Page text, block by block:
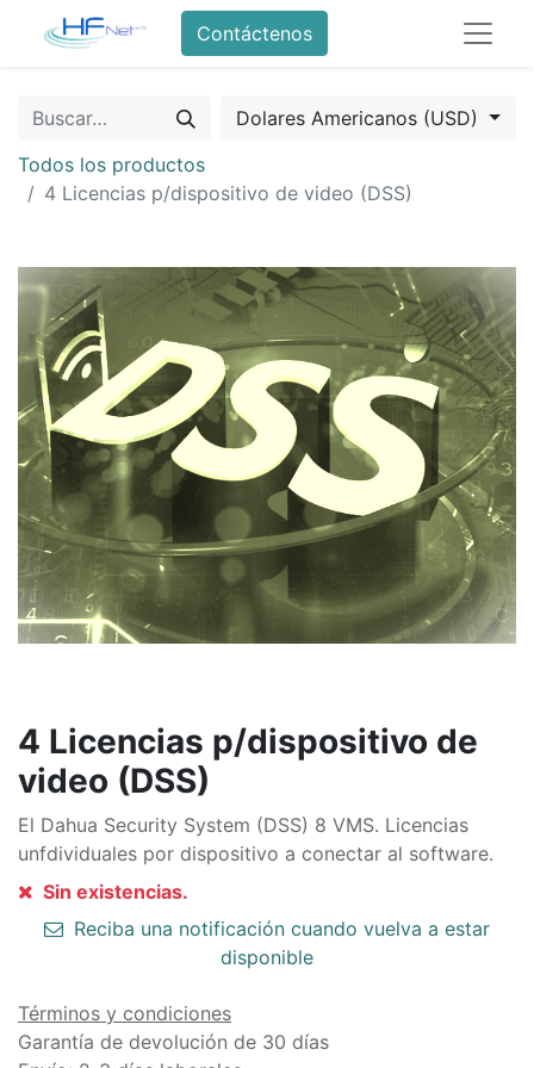
Contáctenos
Dolares Americanos (USD)
Todos los productos
4 Licencias p/dispositivo de video (DSS)
4 Licencias p/dispositivo de
video (DSS)
El Dahua Security System (DSS) 8 VMS. Licencias
unfdividuales por dispositivo a conectar al software.
Sin existencias.
Reciba una notificación cuando vuelva a estar
disponible
Términos y condiciones
Garantía de devolución de 30 días